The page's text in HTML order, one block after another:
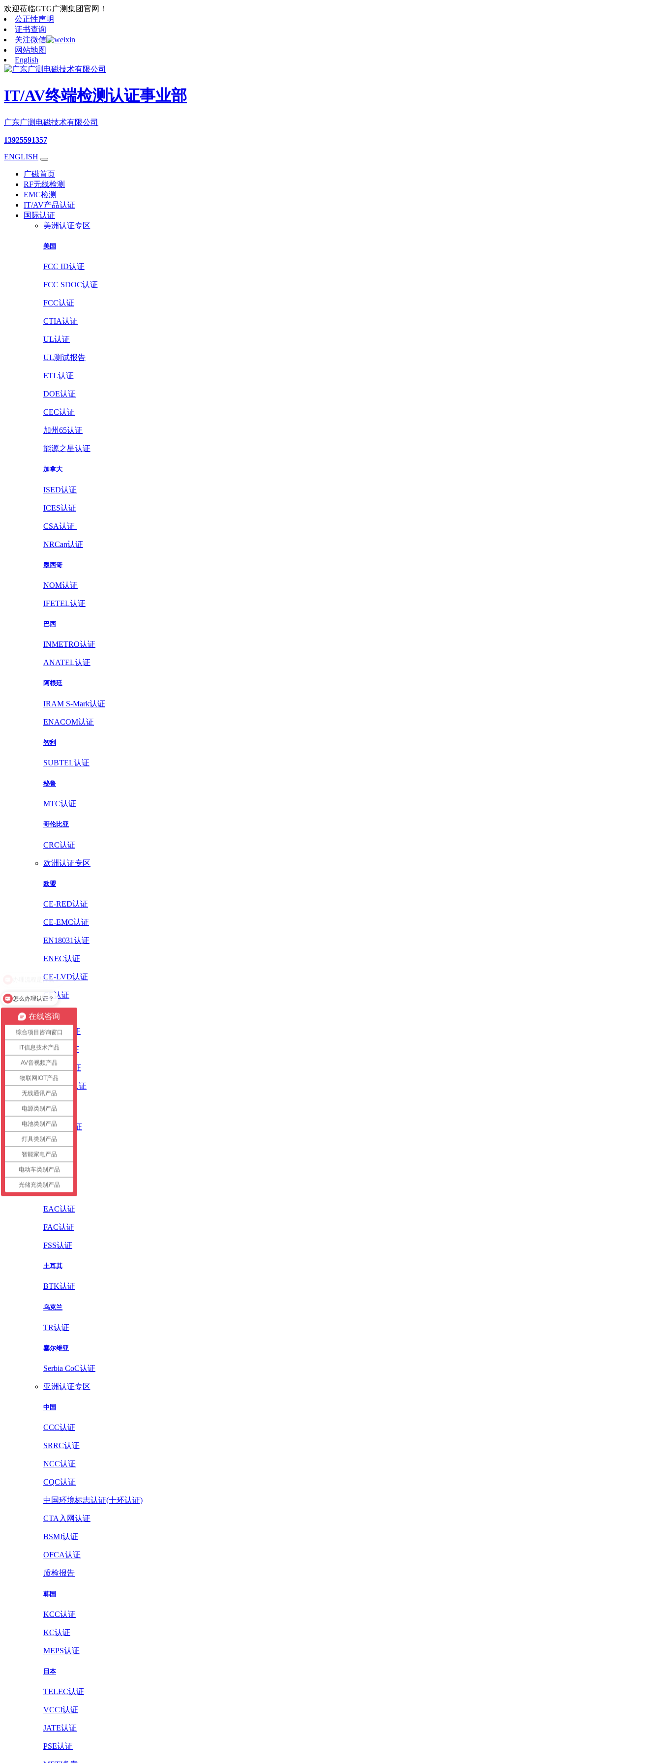
欢迎莅临GTG广测集团官网！
公正性声明
证书查询
关注微信
网站地图
English
IT/AV终端检测认证事业部
广东广测电磁技术有限公司
13925591357
ENGLISH
广磁首页
RF无线检测
EMC检测
IT/AV产品认证
国际认证
美洲认证专区
美国
FCC ID认证
FCC SDOC认证
FCC认证
CTIA认证
UL认证
UL测试报告
ETL认证
DOE认证
CEC认证
加州65认证
能源之星认证
加拿大
ISED认证
ICES认证
CSA认证
NRCan认证
墨西哥
NOM认证
IFETEL认证
巴西
INMETRO认证
ANATEL认证
阿根廷
IRAM S-Mark认证
ENACOM认证
智利
SUBTEL认证
秘鲁
MTC认证
哥伦比亚
CRC认证
欧洲认证专区
欧盟
CE-RED认证
CE-EMC认证
EN18031认证
ENEC认证
CE-LVD认证
CE认证
ErP认证
ROHS认证
PAHS认证
WEEE认证
REACH认证
英国
UKCA认证
德国
GS认证
俄罗斯
EAC认证
FAC认证
FSS认证
土耳其
BTK认证
乌克兰
TR认证
塞尔维亚
Serbia CoC认证
亚洲认证专区
中国
CCC认证
SRRC认证
NCC认证
CQC认证
中国环境标志认证(十环认证)
CTA入网认证
BSMI认证
OFCA认证
质检报告
韩国
KCC认证
KC认证
MEPS认证
日本
TELEC认证
VCCI认证
JATE认证
PSE认证
在线咨询
综合项目咨询窗口
IT信息技术产品
AV音视频产品
物联网IOT产品
无线通讯产品
电源类别产品
电池类别产品
灯具类别产品
智能家电产品
电动车类别产品
光储充类别产品
怎么办理认证？